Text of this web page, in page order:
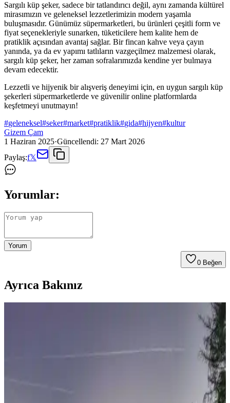
Sargılı küp şeker, sadece bir tatlandırıcı değil, aynı zamanda kültürel
mirasımızın ve geleneksel lezzetlerimizin modern yaşamla
buluşmasıdır. Günümüz süpermarketleri, bu ürünleri çeşitli form ve
fiyat seçenekleriyle sunarken, tüketicilere hem kalite hem de
pratiklik açısından avantaj sağlar. Bir fincan kahve veya çayın
yanında, ya da ev yapımı tatlıların vazgeçilmez malzemesi olarak,
sargılı küp şeker, her zaman sofralarımızda kendine yer bulmaya
devam edecektir.
Lezzetli ve hijyenik bir alışveriş deneyimi için, en uygun sargılı küp
şekerleri süpermarketlerde ve güvenilir online platformlarda
keşfetmeyi unutmayın!
#geleneksel#seker#market#pratiklik#gida#hijyen#kultur
Gizem Çam
1 Haziran 2025·Güncellendi: 27 Mart 2026
Paylaş:f𝕏
Yorumlar:
Yorum
0 Beğen
Ayrıca Bakınız
İrlanda Mutfağının Geleneksel Tarifleri ve Kültürel
İrlanda mutfağı, basit malzemelerle hazırlanan zengin tarifleriyle
dikkat çeker. Geleneksel yemekler, kültürel miras ve günlük yaşamın
Çedene Bitkisinin Sağlık ve Lezzet Açısından Güncel